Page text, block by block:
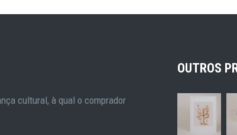
cultural, à qual o comprador
OUTROS